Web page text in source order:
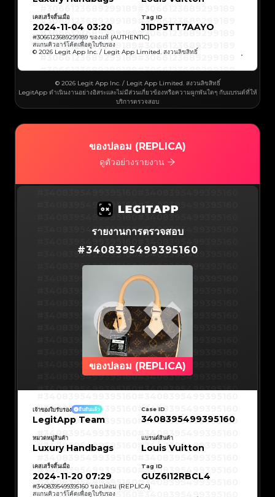
#3066123689299189
#3066123689299189
#3066123689299189
#3066123689299189
#3066123689299189#3066123689299189
#3066123689299189 #3066123689299189
#3066123689299189#3066123689299189
#3066123689299189#3066123689299189
#3066123689299189#3066123689299189
#3066123689299189#3066123689299189
#3066123689299189#3066123689299189
#3066123689299189#3066123689299189
#3066123689299189#3066123689299189
#3066123689299189#3066123689299189
#3066123689299189#3066123689299189
#3066123689299189#3066123689299189
#3066123689299189#3066123689299189
#3066123689299189
#3066123689299189
#3066123689299189#3066123689299189
#3066123689299189
#3066123689299189
#3066123689299189#3066123689299189
#3066123689299189#3066123689299189
#3066123689299189#3066123689299189
#3066123689299189#3066123689299189
#3066123689299189#3066123689299189
#3066123689299189#3066123689299189
#3066123689299189#3066123689299189
#3066123689299189
#3066123689299189
#3066123689299189
#3066123689299189
#3066123689299189
#3066123689299189
#3066123689299189
#3066123689299189
#3066123689299189
#3066123689299189
#3066123689299189
#3066123689299189#3066123689299189
#3066123689299189
#3066123689299189
#3066123689299189#3066123689299189
#3066123689299189
#3066123689299189
#3066123689299189#3066123689299189
#3066123689299189#3066123689299189
#3066123689299189#3066123689299189
#3066123689299189#3066123689299189
#3066123689299189#3066123689299189
#3066123689299189#3066123689299189
#3066123689299189
#3066123689299189
#3066123689299189#3066123689299189
#3066123689299189#3066123689299189
#3066123689299189#3066123689299189
#3066123689299189#3066123689299189
#3066123689299189#3066123689299189
#3066123689299189#3066123689299189
#3066123689299189#3066123689299189
#3066123689299189
#3066123689299189
#3066123689299189
#3066123689299189
#3066123689299189#3066123689299189
#3066123689299189#3066123689299189
#3066123689299189#3066123689299189
#3066123689299189#3066123689299189
#3066123689299189#3066123689299189
#3066123689299189#3066123689299189
#3066123689299189#3066123689299189
#3066123689299189
#3066123689299189
#3066123689299189
#3066123689299189
#3066123689299189
#3066123689299189
#3066123689299189
#3066123689299189
#3066123689299189
#3066123689299189
#3066123689299189
#3066123689299189
#3066123689299189#3066123689299189
เคสเสร็จสิ้นเมื่อ
2024-11-04 03:20
Tag ID
J1DP5TT7AAYO
#3066123689299189 ของแท้ (AUTHENTIC)
สแกนคิวอาร์โค้ดเพื่อดูใบรับรอง
© 2026 Legit App Inc. / Legit App Limited. สงวนลิขสิทธิ์
© 2026 Legit App Inc. / Legit App Limited. สงวนลิขสิทธิ์
LegitApp ดำเนินงานอย่างอิสระและไม่มีส่วนเกี่ยวข้องหรือความผูกพันใดๆ กับแบรนด์ที่ให้
บริการตรวจสอบ
ของปลอม (REPLICA)
ดูตัวอย่างรายงาน
#3408395499395160#3408395499395160
#3408395499395160#3408395499395160
#3408395499395160#3408395499395160
#3408395499395160#3408395499395160
#3408395499395160#3408395499395160
#3408395499395160#3408395499395160
#3408395499395160
#3408395499395160
#3408395499395160
#3408395499395160
#3408395499395160#3408395499395160
#3408395499395160#3408395499395160
#3408395499395160#3408395499395160
#3408395499395160#3408395499395160
#3408395499395160#3408395499395160
#3408395499395160#3408395499395160
#3408395499395160#3408395499395160
#3408395499395160
#3408395499395160
#3408395499395160
#3408395499395160
#3408395499395160
#3408395499395160
#3408395499395160
#3408395499395160
#3408395499395160
#3408395499395160
#3408395499395160
#3408395499395160
#3408395499395160#3408395499395160
รายงานการตรวจสอบ
#3408395499395160
ของปลอม (REPLICA)
#3408395499395160
#3408395499395160
#3408395499395160
#3408395499395160
#3408395499395160
#3408395499395160
#3408395499395160
#3408395499395160
#3408395499395160
#3408395499395160
#3408395499395160 #3408395499395160
#3408395499395160
#3408395499395160
เจ้าของใบรับรอง ยืนยันแล้ว
LegitApp Team
Case ID
3408395499395160
หมวดหมู่สินค้า
Luxury Handbags
แบรนด์สินค้า
Louis Vuitton
เคสเสร็จสิ้นเมื่อ
2024-11-20 07:29
Tag ID
GUZ6I12RBCL4
#3408395499395160 ของปลอม (REPLICA)
สแกนคิวอาร์โค้ดเพื่อดูใบรับรอง